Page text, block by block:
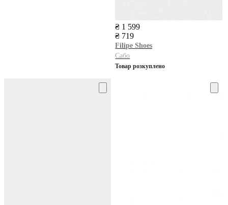
₴ 1 599
₴ 719
Filipe Shoes
Сабо
Товар розкуплено